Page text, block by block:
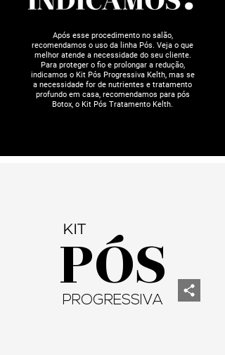
Após esse procedimento no salão,
recomendamos o uso da linha Pós. Veja o que
melhor atende a necessidade do seu cliente.
Para proteger o fio e prolongar a redução,
indicamos o Kit Pós Progressiva Kelth, mas se
a necessidade for de nutrientes e tratamento
profundo em casa, recomendamos para pós
Botox, o Kit Pós Tratamento Kelth.
KIT
PÓS
PROGRESSIVA